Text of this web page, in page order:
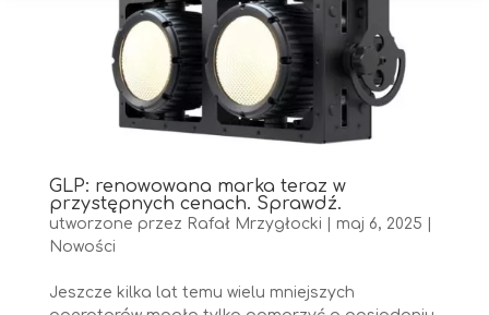
GLP: renowowana marka teraz w
przystępnych cenach. Sprawdź.
utworzone przez Rafał Mrzygłocki maj 6, 2025
Nowości
Jeszcze kilka lat temu wielu mniejszych